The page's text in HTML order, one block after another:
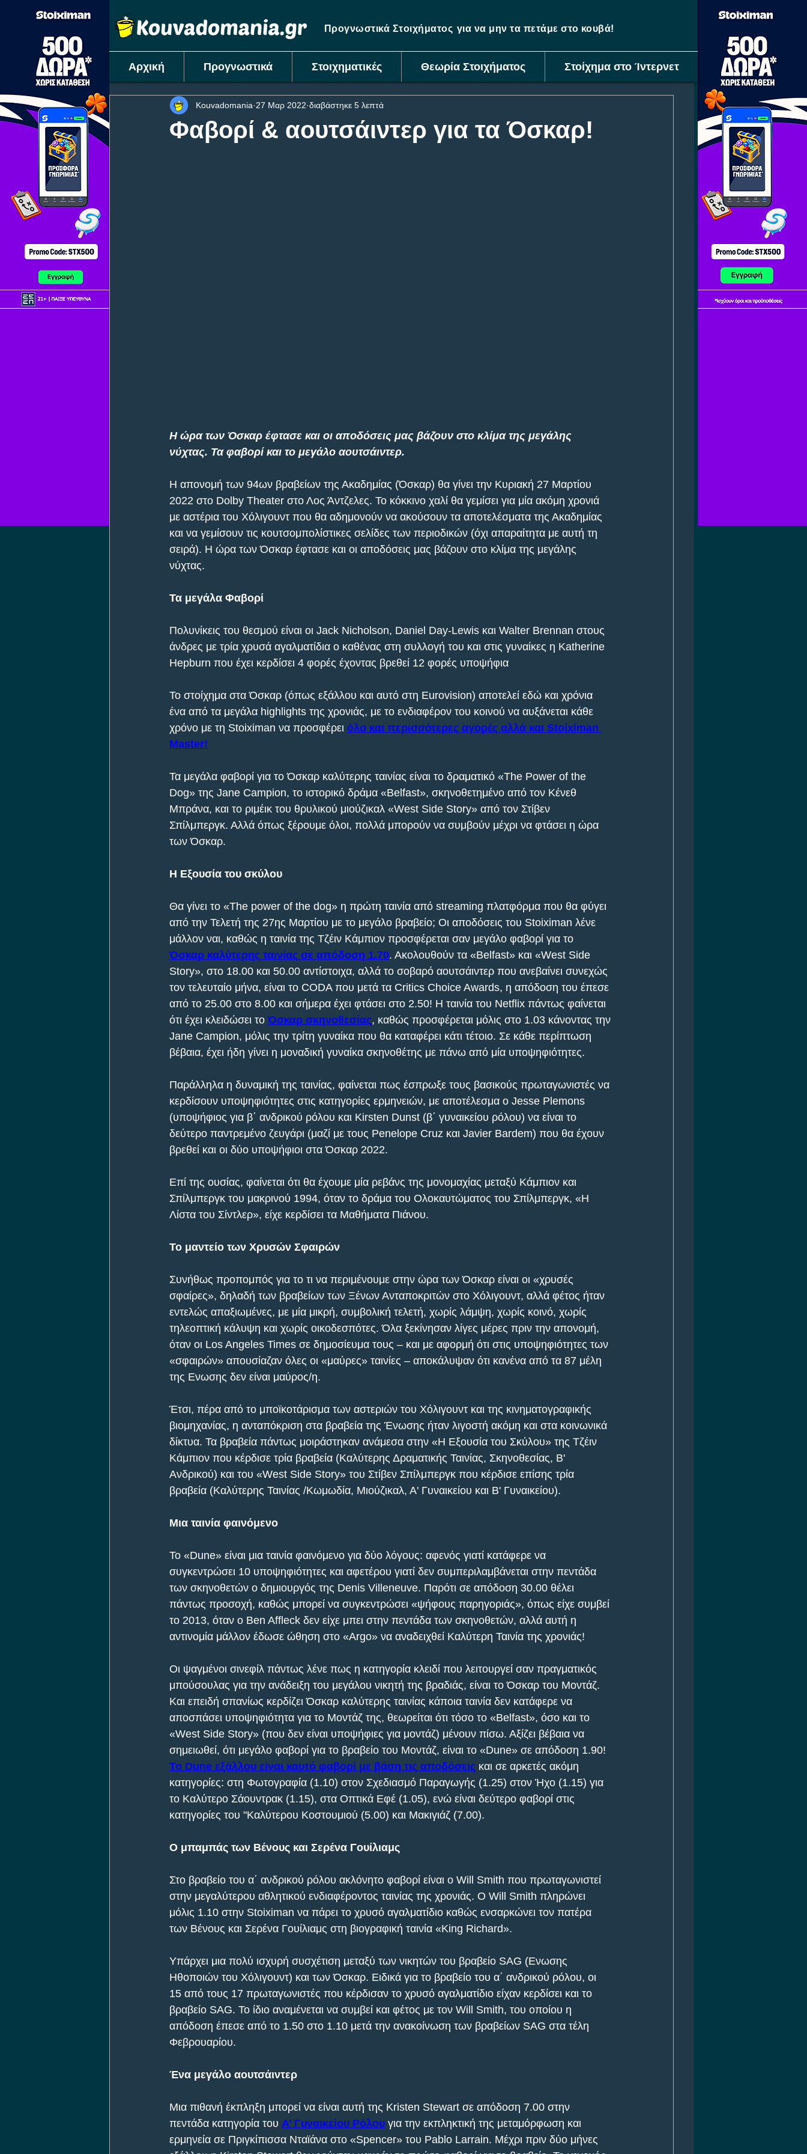
Προγνωστικά Στοιχήματος για να μην τα πετάμε στο κουβά!
Αρχική Προγνωστικά Στοιχηματικές Θεωρία Στοιχήματος Στοίχημα στο Ίντερνετ
Φαβορί & αουτσάιντερ για τα Όσκαρ!
Kouvadomania 27 Μαρ 2022 διαβάστηκε 5 λεπτά
Η ώρα των Όσκαρ έφτασε και οι αποδόσεις μας βάζουν στο κλίμα της μεγάλης
νύχτας. Τα φαβορί και το μεγάλο αουτσάιντερ.
Η απονομή των 94ων βραβείων της Ακαδημίας (Όσκαρ) θα γίνει την Κυριακή 27 Μαρτίου
2022 στο Dolby Theater στο Λος Άντζελες. Το κόκκινο χαλί θα γεμίσει για μία ακόμη χρονιά
με αστέρια του Χόλιγουντ που θα αδημονούν να ακούσουν τα αποτελέσματα της Ακαδημίας
και να γεμίσουν τις κουτσομπολίστικες σελίδες των περιοδικών (όχι απαραίτητα με αυτή τη
σειρά). Η ώρα των Όσκαρ έφτασε και οι αποδόσεις μας βάζουν στο κλίμα της μεγάλης
νύχτας.
Τα μεγάλα Φαβορί
Πολυνίκεις του θεσμού είναι οι Jack Nicholson, Daniel Day-Lewis και Walter Brennan στους
άνδρες με τρία χρυσά αγαλματίδια ο καθένας στη συλλογή του και στις γυναίκες η Katherine
Hepburn που έχει κερδίσει 4 φορές έχοντας βρεθεί 12 φορές υποψήφια
Το στοίχημα στα Όσκαρ (όπως εξάλλου και αυτό στη Eurovision) αποτελεί εδώ και χρόνια
ένα από τα μεγάλα highlights της χρονιάς, με το ενδιαφέρον του κοινού να αυξάνεται κάθε
χρόνο με τη Stoiximan να προσφέρει όλο και περισσότερες αγορές αλλά και Stoiximan
Master!
Τα μεγάλα φαβορί για το Όσκαρ καλύτερης ταινίας είναι το δραματικό «The Power of the
Dog» της Jane Campion, το ιστορικό δράμα «Belfast», σκηνοθετημένο από τον Κένεθ
Μπράνα, και το ριμέικ του θρυλικού μιούζικαλ «West Side Story» από τον Στίβεν
Σπίλμπεργκ. Αλλά όπως ξέρουμε όλοι, πολλά μπορούν να συμβούν μέχρι να φτάσει η ώρα
των Όσκαρ.
Η Εξουσία του σκύλου
Θα γίνει το «The power of the dog» η πρώτη ταινία από streaming πλατφόρμα που θα φύγει
από την Τελετή της 27ης Μαρτίου με το μεγάλο βραβείο; Οι αποδόσεις του Stoiximan λένε
μάλλον ναι, καθώς η ταινία της Τζέιν Κάμπιον προσφέρεται σαν μεγάλο φαβορί για το
Όσκαρ καλύτερης ταινίας σε απόδοση 1.70. Ακολουθούν τα «Belfast» και «West Side
Story», στο 18.00 και 50.00 αντίστοιχα, αλλά το σοβαρό αουτσάιντερ που ανεβαίνει συνεχώς
τον τελευταίο μήνα, είναι το CODA που μετά τα Critics Choice Awards, η απόδοση του έπεσε
από το 25.00 στο 8.00 και σήμερα έχει φτάσει στο 2.50! Η ταινία του Netflix πάντως φαίνεται
ότι έχει κλειδώσει το Όσκαρ σκηνοθεσίας, καθώς προσφέρεται μόλις στο 1.03 κάνοντας την
Jane Campion, μόλις την τρίτη γυναίκα που θα καταφέρει κάτι τέτοιο. Σε κάθε περίπτωση
βέβαια, έχει ήδη γίνει η μοναδική γυναίκα σκηνοθέτης με πάνω από μία υποψηφιότητες.
Παράλληλα η δυναμική της ταινίας, φαίνεται πως έσπρωξε τους βασικούς πρωταγωνιστές να
κερδίσουν υποψηφιότητες στις κατηγορίες ερμηνειών, με αποτέλεσμα ο Jesse Plemons
(υποψήφιος για β΄ ανδρικού ρόλου και Kirsten Dunst (β΄ γυναικείου ρόλου) να είναι το
δεύτερο παντρεμένο ζευγάρι (μαζί με τους Penelope Cruz και Javier Bardem) που θα έχουν
βρεθεί και οι δύο υποψήφιοι στα Όσκαρ 2022.
Επί της ουσίας, φαίνεται ότι θα έχουμε μία ρεβάνς της μονομαχίας μεταξύ Κάμπιον και
Σπίλμπεργκ του μακρινού 1994, όταν το δράμα του Ολοκαυτώματος του Σπίλμπεργκ, «Η
Λίστα του Σίντλερ», είχε κερδίσει τα Μαθήματα Πιάνου.
Το μαντείο των Χρυσών Σφαιρών
Συνήθως προπομπός για το τι να περιμένουμε στην ώρα των Όσκαρ είναι οι «χρυσές
σφαίρες», δηλαδή των βραβείων των Ξένων Ανταποκριτών στο Χόλιγουντ, αλλά φέτος ήταν
εντελώς απαξιωμένες, με μία μικρή, συμβολική τελετή, χωρίς λάμψη, χωρίς κοινό, χωρίς
τηλεοπτική κάλυψη και χωρίς οικοδεσπότες. Όλα ξεκίνησαν λίγες μέρες πριν την απονομή,
όταν οι Los Angeles Times σε δημοσίευμα τους – και με αφορμή ότι στις υποψηφιότητες των
«σφαιρών» απουσίαζαν όλες οι «μαύρες» ταινίες – αποκάλυψαν ότι κανένα από τα 87 μέλη
της Ενωσης δεν είναι μαύρος/η.
Έτσι, πέρα από το μποϊκοτάρισμα των αστεριών του Χόλιγουντ και της κινηματογραφικής
βιομηχανίας, η ανταπόκριση στα βραβεία της Ένωσης ήταν λιγοστή ακόμη και στα κοινωνικά
δίκτυα. Τα βραβεία πάντως μοιράστηκαν ανάμεσα στην «Η Εξουσία του Σκύλου» της Τζέιν
Κάμπιον που κέρδισε τρία βραβεία (Καλύτερης Δραματικής Ταινίας, Σκηνοθεσίας, Β'
Ανδρικού) και του «West Side Story» του Στίβεν Σπίλμπεργκ που κέρδισε επίσης τρία
βραβεία (Καλύτερης Ταινίας /Κωμωδία, Μιούζικαλ, Α' Γυναικείου και Β' Γυναικείου).
Μια ταινία φαινόμενο
Το «Dune» είναι μια ταινία φαινόμενο για δύο λόγους: αφενός γιατί κατάφερε να
συγκεντρώσει 10 υποψηφιότητες και αφετέρου γιατί δεν συμπεριλαμβάνεται στην πεντάδα
των σκηνοθετών ο δημιουργός της Denis Villeneuve. Παρότι σε απόδοση 30.00 θέλει
πάντως προσοχή, καθώς μπορεί να συγκεντρώσει «ψήφους παρηγοριάς», όπως είχε συμβεί
το 2013, όταν ο Ben Affleck δεν είχε μπει στην πεντάδα των σκηνοθετών, αλλά αυτή η
αντινομία μάλλον έδωσε ώθηση στο «Argo» να αναδειχθεί Καλύτερη Ταινία της χρονιάς!
Οι ψαγμένοι σινεφίλ πάντως λένε πως η κατηγορία κλειδί που λειτουργεί σαν πραγματικός
μπούσουλας για την ανάδειξη του μεγάλου νικητή της βραδιάς, είναι το Όσκαρ του Μοντάζ.
Και επειδή σπανίως κερδίζει Όσκαρ καλύτερης ταινίας κάποια ταινία δεν κατάφερε να
αποσπάσει υποψηφιότητα για το Μοντάζ της, θεωρείται ότι τόσο το «Belfast», όσο και το
«West Side Story» (που δεν είναι υποψήφιες για μοντάζ) μένουν πίσω. Αξίζει βέβαια να
σημειωθεί, ότι μεγάλο φαβορί για το βραβείο του Μοντάζ, είναι το «Dune» σε απόδοση 1.90!
Το Dune εξάλλου είναι καυτό φαβορί με βάση τις αποδόσεις και σε αρκετές ακόμη
κατηγορίες: στη Φωτογραφία (1.10) στον Σχεδιασμό Παραγωγής (1.25) στον Ήχο (1.15) για
το Καλύτερο Σάουντρακ (1.15), στα Οπτικά Εφέ (1.05), ενώ είναι δεύτερο φαβορί στις
κατηγορίες του "Καλύτερου Κοστουμιού (5.00) και Μακιγιάζ (7.00).
Ο μπαμπάς των Βένους και Σερένα Γουίλιαμς
Στο βραβείο του α΄ ανδρικού ρόλου ακλόνητο φαβορί είναι ο Will Smith που πρωταγωνιστεί
στην μεγαλύτερου αθλητικού ενδιαφέροντος ταινίας της χρονιάς. O Will Smith πληρώνει
μόλις 1.10 στην Stoiximan να πάρει το χρυσό αγαλματίδιο καθώς ενσαρκώνει τον πατέρα
των Βένους και Σερένα Γουίλιαμς στη βιογραφική ταινία «King Richard».
Υπάρχει μια πολύ ισχυρή συσχέτιση μεταξύ των νικητών του βραβείο SAG (Ενωσης
Ηθοποιών του Χόλιγουντ) και των Όσκαρ. Ειδικά για το βραβείο του α΄ ανδρικού ρόλου, οι
15 από τους 17 πρωταγωνιστές που κέρδισαν το χρυσό αγαλματίδιο είχαν κερδίσει και το
βραβείο SAG. Το ίδιο αναμένεται να συμβεί και φέτος με τον Will Smith, του οποίου η
απόδοση έπεσε από το 1.50 στο 1.10 μετά την ανακοίνωση των βραβείων SAG στα τέλη
Φεβρουαρίου.
Ένα μεγάλο αουτσάιντερ
Μια πιθανή έκπληξη μπορεί να είναι αυτή της Kristen Stewart σε απόδοση 7.00 στην
πεντάδα κατηγορία του Α’ Γυναικείου Ρόλου για την εκπληκτική της μεταμόρφωση και
ερμηνεία σε Πριγκίπισσα Νταϊάνα στο «Spencer» του Pablo Larrain. Μέχρι πριν δύο μήνες